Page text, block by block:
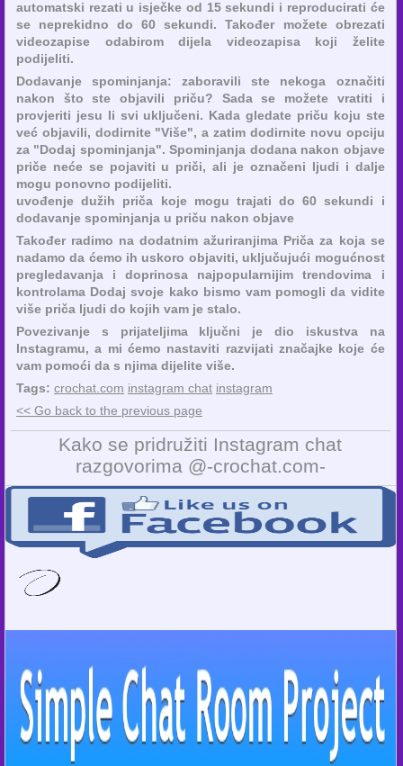
automatski rezati u isječke od 15 sekundi i reproducirati će
se neprekidno do 60 sekundi. Također možete obrezati
videozapise odabirom dijela videozapisa koji želite
podijeliti.
Dodavanje spominjanja: zaboravili ste nekoga označiti
nakon što ste objavili priču? Sada se možete vratiti i
provjeriti jesu li svi uključeni. Kada gledate priču koju ste
već objavili, dodirnite "Više", a zatim dodirnite novu opciju
za "Dodaj spominjanja". Spominjanja dodana nakon objave
priče neće se pojaviti u priči, ali je označeni ljudi i dalje
mogu ponovno podijeliti.
uvođenje dužih priča koje mogu trajati do 60 sekundi i
dodavanje spominjanja u priču nakon objave
Također radimo na dodatnim ažuriranjima Priča za koja se
nadamo da ćemo ih uskoro objaviti, uključujući mogućnost
pregledavanja i doprinosa najpopularnijim trendovima i
kontrolama Dodaj svoje kako bismo vam pomogli da vidite
više priča ljudi do kojih vam je stalo.
Povezivanje s prijateljima ključni je dio iskustva na
Instagramu, a mi ćemo nastaviti razvijati značajke koje će
vam pomoći da s njima dijelite više.
Tags: crochat.com instagram chat instagram
<< Go back to the previous page
Kako se pridružiti Instagram chat
razgovorima @-crochat.com-